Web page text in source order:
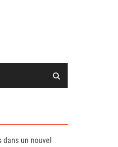
dans un nouvel